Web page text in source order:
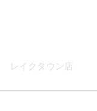
レイク タウン店